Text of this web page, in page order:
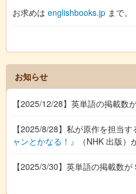
お求めは englishbooks.jp まで。
お知らせ
【2025/12/28】英単語の掲載数
【2025/8/28】私が原作を担当す
ャンとかなる！』
（NHK 出版）
【2025/3/30】英単語の掲載数が